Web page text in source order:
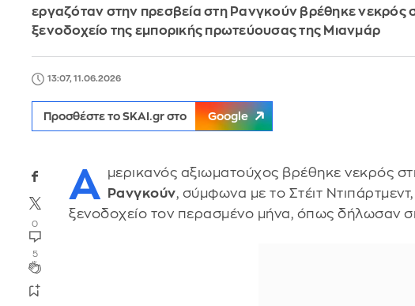
εργαζόταν στην πρεσβεία στη Ρανγκούν βρέθηκε νεκρός
ξενοδοχείο της εμπορικής πρωτεύουσας της Μιανμάρ
13:07, 11.06.2026
Προσθέστε το SKAI.gr στο Google
0
5
Α μερικανός αξιωματούχος βρέθηκε νεκρός
Ρανγκούν, σύμφωνα με το Στέιτ
ξενοδοχείο τον περασμένο μήνα, όπως δήλωσαν